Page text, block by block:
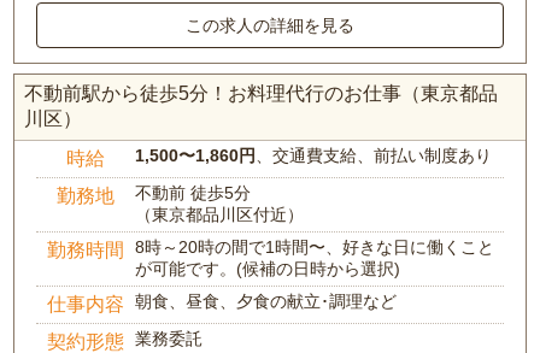
この求人の詳細を見る
不動前駅から徒歩5分！お料理代行のお仕事（東京都品
川区）
時給 1,500〜1,860円 、交通費支給、前払い制度あり
勤務地
不動前 徒歩5分
（東京都品川区付近）
勤務時間
8時～20時の間で1時間〜、好きな日に働くこと
が可能です。(候補の日時から選択)
仕事内容 朝食、昼食、夕食の献立･調理など
契約形態 業務委託